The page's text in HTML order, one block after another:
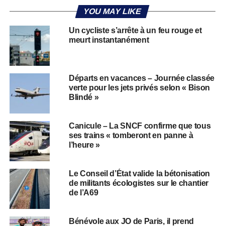
YOU MAY LIKE
Un cycliste s’arrête à un feu rouge et
meurt instantanément
Départs en vacances – Journée classée
verte pour les jets privés selon « Bison
Blindé »
Canicule – La SNCF confirme que tous
ses trains « tomberont en panne à
l’heure »
Le Conseil d’État valide la bétonisation
de militants écologistes sur le chantier
de l’A69
Bénévole aux JO de Paris, il prend